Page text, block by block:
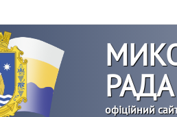
РАДА
офіційний